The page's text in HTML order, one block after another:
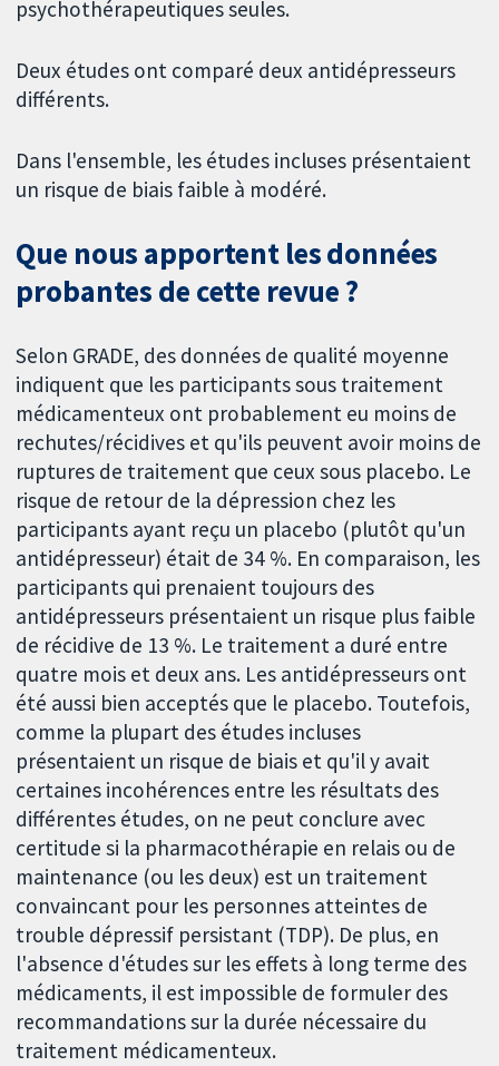
psychothérapeutiques seules.
Deux études ont comparé deux antidépresseurs
différents.
Dans l'ensemble, les études incluses présentaient
un risque de biais faible à modéré.
Que nous apportent les données
probantes de cette revue ?
Selon GRADE, des données de qualité moyenne
indiquent que les participants sous traitement
médicamenteux ont probablement eu moins de
rechutes/récidives et qu'ils peuvent avoir moins de
ruptures de traitement que ceux sous placebo. Le
risque de retour de la dépression chez les
participants ayant reçu un placebo (plutôt qu'un
antidépresseur) était de 34 %. En comparaison, les
participants qui prenaient toujours des
antidépresseurs présentaient un risque plus faible
de récidive de 13 %. Le traitement a duré entre
quatre mois et deux ans. Les antidépresseurs ont
été aussi bien acceptés que le placebo. Toutefois,
comme la plupart des études incluses
présentaient un risque de biais et qu'il y avait
certaines incohérences entre les résultats des
différentes études, on ne peut conclure avec
certitude si la pharmacothérapie en relais ou de
maintenance (ou les deux) est un traitement
convaincant pour les personnes atteintes de
trouble dépressif persistant (TDP). De plus, en
l'absence d'études sur les effets à long terme des
médicaments, il est impossible de formuler des
recommandations sur la durée nécessaire du
traitement médicamenteux.